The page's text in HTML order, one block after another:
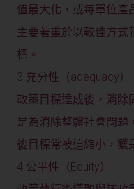
值最大化，或每單位產
主要著重於以較佳方式
標。
3.充分性（adequacy）
政策目標達成後，消除
是為消除整體社會問題
後目標常被迫縮小，獲
4.公平性（Equity）